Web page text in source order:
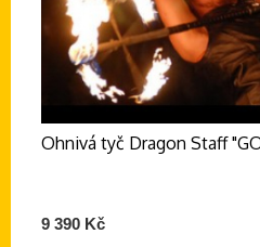
Ohnivá tyč Dragon Staff
9 390 Kč